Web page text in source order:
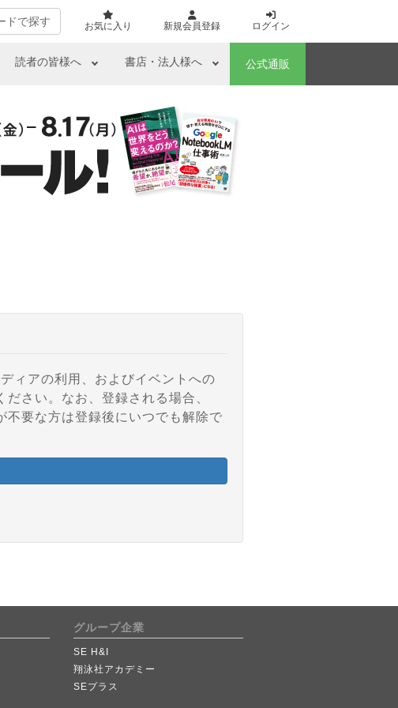
ドで探す お気に入り 新規会員登録 ログイン
読者の皆様へ 書店・法人様へ 公式通販
ィアの利用、およびイベントへの
ださい。なお、登録される場合、
不要な方は登録後にいつでも解除で
グループ企業
SE H&I
翔泳社アカデミー
SEプラス